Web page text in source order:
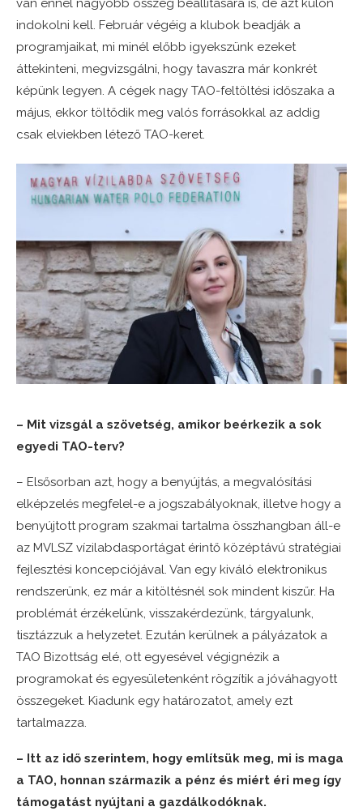
van ennél nagyobb összeg beállítására is, de azt külön
indokolni kell. Február végéig a klubok beadják a
programjaikat, mi minél előbb igyekszünk ezeket
áttekinteni, megvizsgálni, hogy tavaszra már konkrét
képünk legyen. A cégek nagy TAO-feltöltési időszaka a
május, ekkor töltődik meg valós forrásokkal az addig
csak elviekben létező TAO-keret.
– Mit vizsgál a szövetség, amikor beérkezik a sok
egyedi TAO-terv?
– Elsősorban azt, hogy a benyújtás, a megvalósítási
elképzelés megfelel-e a jogszabályoknak, illetve hogy a
benyújtott program szakmai tartalma összhangban áll-e
az MVLSZ vízilabdasportágat érintő középtávú stratégiai
fejlesztési koncepciójával. Van egy kiváló elektronikus
rendszerünk, ez már a kitöltésnél sok mindent kiszűr. Ha
problémát érzékelünk, visszakérdezünk, tárgyalunk,
tisztázzuk a helyzetet. Ezután kerülnek a pályázatok a
TAO Bizottság elé, ott egyesével végignézik a
programokat és egyesületenként rögzítik a jóváhagyott
összegeket. Kiadunk egy határozatot, amely ezt
tartalmazza.
– Itt az idő szerintem, hogy említsük meg, mi is maga
a TAO, honnan származik a pénz és miért éri meg így
támogatást nyújtani a gazdálkodóknak.